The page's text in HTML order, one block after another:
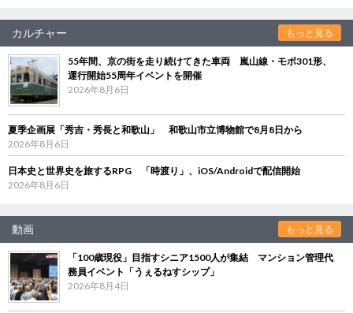
カルチャー もっと見る
55年間、京の街を走り続けてきた車両 嵐山線・モボ301形、
運行開始55周年イベントを開催
2026年8月6日
夏季企画展「秀吉・秀長と和歌山」 和歌山市立博物館で8月8日から
2026年8月6日
日本史と世界史を旅するRPG 「時渡り」、iOS/Androidで配信開始
2026年8月6日
動画 もっと見る
「100歳現役」目指すシニア1500人が集結 マンション管理代
務員イベント「うぇるねすシップ」
2026年8月4日